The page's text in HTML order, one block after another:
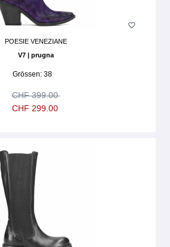
POESIE VENEZIANE
V7 | prugna
Grössen: 38
CHF 299.00
CHF 399.00